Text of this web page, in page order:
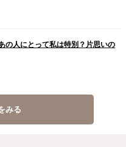
の人にとって私は特別？片思いの
みる